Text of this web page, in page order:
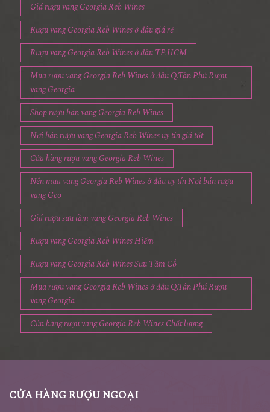
Giá rượu vang Georgia Reb Wines
Rượu vang Georgia Reb Wines ở đâu giá rẻ
Rượu vang Georgia Reb Wines ở đâu TP.HCM
Mua rượu vang Georgia Reb Wines ở đâu Q.Tân Phú Rượu
vang Georgia
Shop rượu bán vang Georgia Reb Wines
Nơi bán rượu vang Georgia Reb Wines uy tín giá tốt
Cửa hàng rượu vang Georgia Reb Wines
Nên mua vang Georgia Reb Wines ở đâu uy tín Nơi bán rượu
vang Geo
Giá rượu sưu tầm vang Georgia Reb Wines
Rượu vang Georgia Reb Wines Hiếm
Rượu vang Georgia Reb Wines Sưu Tầm Cổ
Mua rượu vang Georgia Reb Wines ở đâu Q.Tân Phú Rượu
vang Georgia
Cửa hàng rượu vang Georgia Reb Wines Chất lượng
CỬA HÀNG RƯỢU NGOẠI